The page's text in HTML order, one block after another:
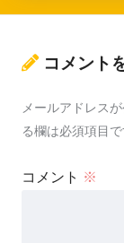
コメント
メールアドレス
る欄は必須項目で
コメント ※